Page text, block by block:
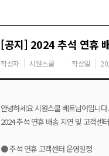
[공지] 2024 추석 연휴
작성자 시원스쿨 작성일
안녕하세요 시원스쿨 베트남어입니다.
2024 추석 연휴 배송 지연 및 고객센
● 추석 연휴 고객센터 운영일정